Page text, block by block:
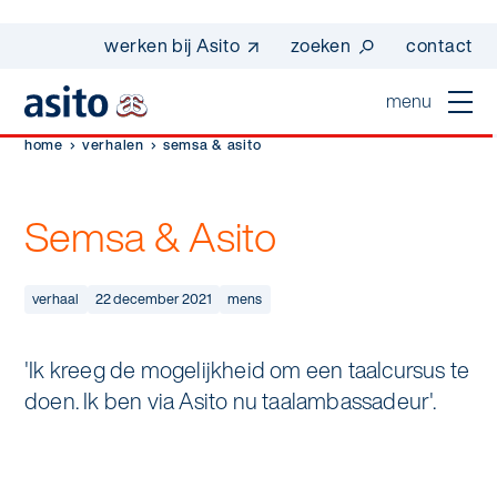
werken bij Asito zoeken contact
menu
one go - werk beter samen met one go
co2-uitstoot rapportage 2023
home
diensten
Dagelijkse schoonmaak
Vloerreiniging
sectoren
In de buurt
wij zijn Asito
home verhalen semsa & asito
Semsa & Asito
verhaal 22 december 2021 mens
'Ik kreeg de mogelijkheid om een taalcursus te
doen. Ik ben via Asito nu taalambassadeur'.